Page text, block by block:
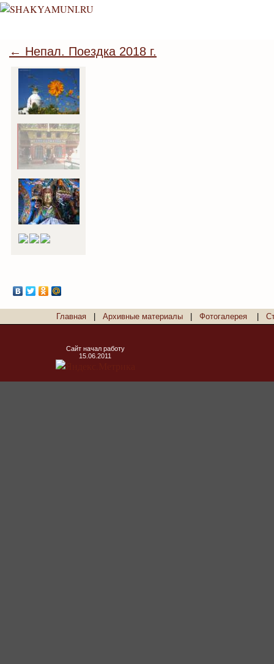
← Непал. Поездка 2018 г.
Главная Архивные материалы Фотогалерея
Сайт начал работу
15.06.2011